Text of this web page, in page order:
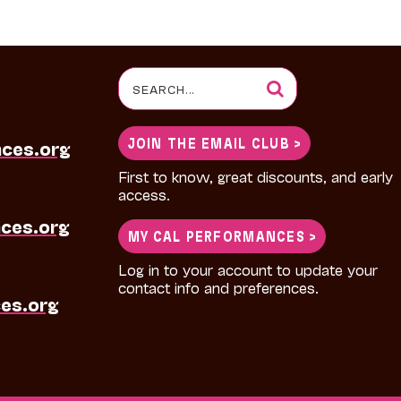
Search
for:
JOIN THE EMAIL CLUB >
First to know, great discounts, and early
access.
MY CAL PERFORMANCES >
Log in to your account to update your
contact info and preferences.